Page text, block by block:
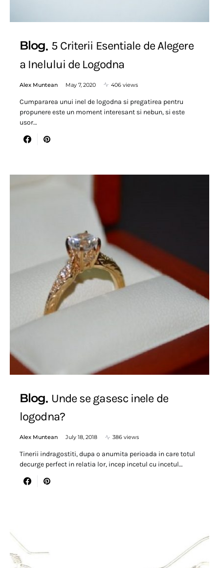
Blog 5 Criterii Esentiale de Alegere
a Inelului de Logodna
Alex Muntean May 7, 2020 406 views
Cumpararea unui inel de logodna si pregatirea pentru
propunere este un moment interesant si nebun, si este
usor…
Blog Unde se gasesc inele de
logodna?
Alex Muntean July 18, 2018 386 views
Tinerii indragostiti, dupa o anumita perioada in care totul
decurge perfect in relatia lor, incep incetul cu incetul…